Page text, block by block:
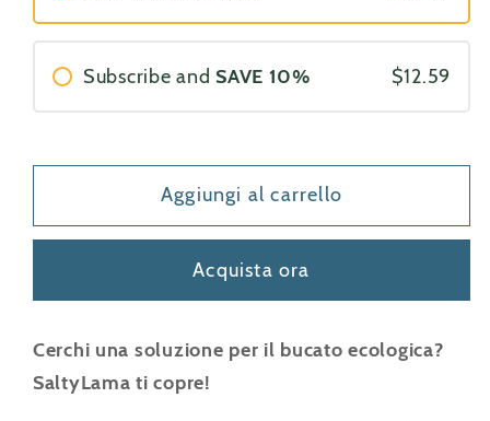
per
ultra
fino
68
per
ultra
fino
a
68
Subscribe andSAVE 10% $12.59
Aggiungi al carrello
Acquista ora
Cerchi una soluzione per il bucato ecologica?
SaltyLama ti copre!